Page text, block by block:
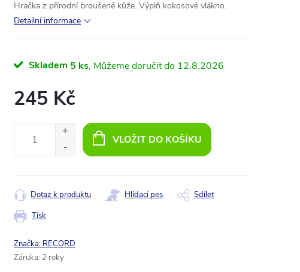
Hračka z přírodní broušené kůže. Výplň kokosové vlákno.
Detailní informace
Skladem 5 ks 12.8.2026
245 Kč
VLOŽIT DO KOŠÍKU
Tisk
Dotaz k produktu Hlídací pes Sdílet
Značka: RECORD
Záruka: 2 roky